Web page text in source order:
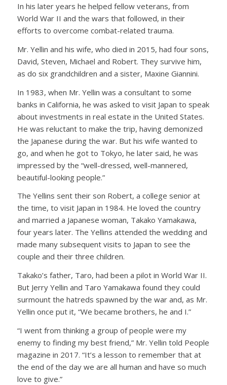
In his later years he helped fellow veterans, from
World War II and the wars that followed, in their
efforts to overcome combat-related trauma.
Mr. Yellin and his wife, who died in 2015, had four sons,
David, Steven, Michael and Robert. They survive him,
as do six grandchildren and a sister, Maxine Giannini.
In 1983, when Mr. Yellin was a consultant to some
banks in California, he was asked to visit Japan to speak
about investments in real estate in the United States.
He was reluctant to make the trip, having demonized
the Japanese during the war. But his wife wanted to
go, and when he got to Tokyo, he later said, he was
impressed by the “well-dressed, well-mannered,
beautiful-looking people.”
The Yellins sent their son Robert, a college senior at
the time, to visit Japan in 1984. He loved the country
and married a Japanese woman, Takako Yamakawa,
four years later. The Yellins attended the wedding and
made many subsequent visits to Japan to see the
couple and their three children.
Takako’s father, Taro, had been a pilot in World War II.
But Jerry Yellin and Taro Yamakawa found they could
surmount the hatreds spawned by the war and, as Mr.
Yellin once put it, “We became brothers, he and I.”
“I went from thinking a group of people were my
enemy to finding my best friend,” Mr. Yellin told People
magazine in 2017. “It’s a lesson to remember that at
the end of the day we are all human and have so much
love to give.”